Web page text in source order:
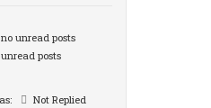
unread posts
posts
Not Replied